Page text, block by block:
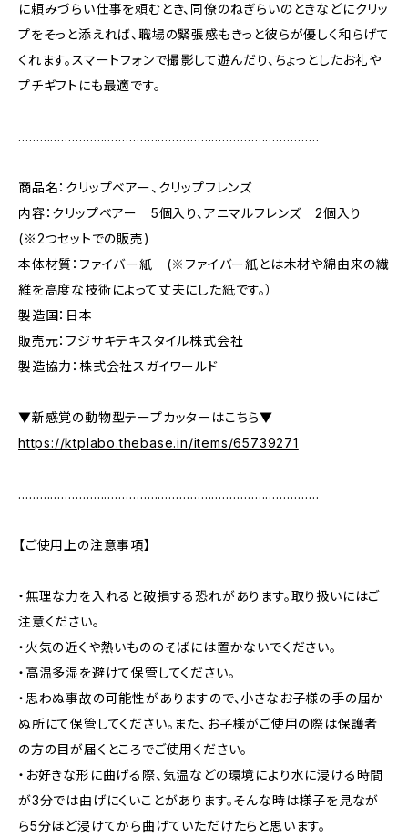
に頼みづらい仕事を頼むとき、同僚のねぎらいのときなどにクリッ
プをそっと添えれば、職場の緊張感もきっと彼らが優しく和らげて
くれます。スマートフォンで撮影して遊んだり、ちょっとしたお礼や
プチギフトにも最適です。
…………………………………………………………………………
商品名：クリップベアー、クリップフレンズ
内容：クリップベアー 5個入り、アニマルフレンズ 2個入り
(※2つセットでの販売)
本体材質：ファイバー紙 (※ファイバー紙とは木材や綿由来の繊
維を高度な技術によって丈夫にした紙です。）
製造国：日本
販売元：フジサキテキスタイル株式会社
製造協力：株式会社スガイワールド
▼新感覚の動物型テープカッターはこちら▼
https://ktplabo.thebase.in/items/65739271
…………………………………………………………………………
【ご使用上の注意事項】
・無理な力を入れると破損する恐れがあります。取り扱いにはご
注意ください。
・火気の近くや熱いもののそばには置かないでください。
・高温多湿を避けて保管してください。
・思わぬ事故の可能性がありますので、小さなお子様の手の届か
ぬ所にて保管してください。また、お子様がご使用の際は保護者
の方の目が届くところでご使用ください。
・お好きな形に曲げる際、気温などの環境により水に浸ける時間
が3分では曲げにくいことがあります。そんな時は様子を見なが
ら5分ほど浸けてから曲げていただけたらと思います。